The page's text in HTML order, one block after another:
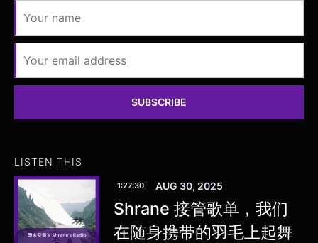
SUBSCRIBE
LISTEN THIS
1:27:30 AUG 30, 2025
Shrane 接管歌单，我们
在随身携带的羽毛上起舞